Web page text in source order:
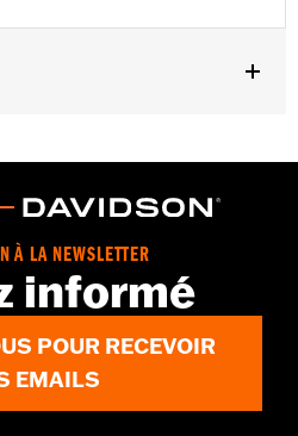
À LA NEWSLETTER
informé
POUR RECEVOIR
EMAILS